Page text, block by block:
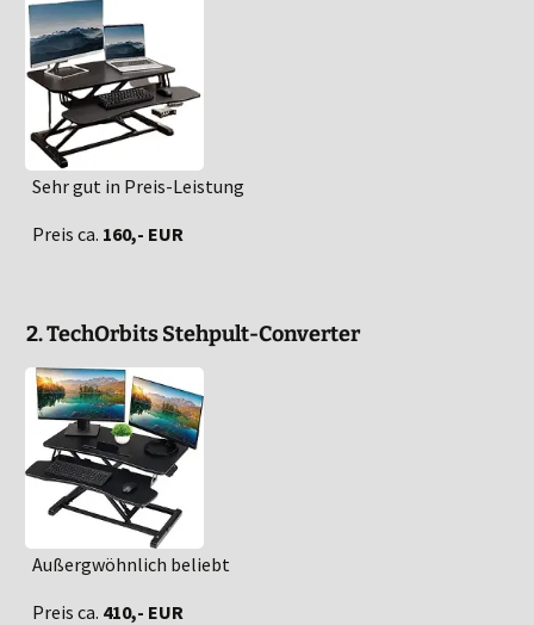
Sehr gut in Preis-Leistung
Preis ca. 160,- EUR
2. TechOrbits Stehpult-Converter
Außergwöhnlich beliebt
Preis ca. 410,- EUR